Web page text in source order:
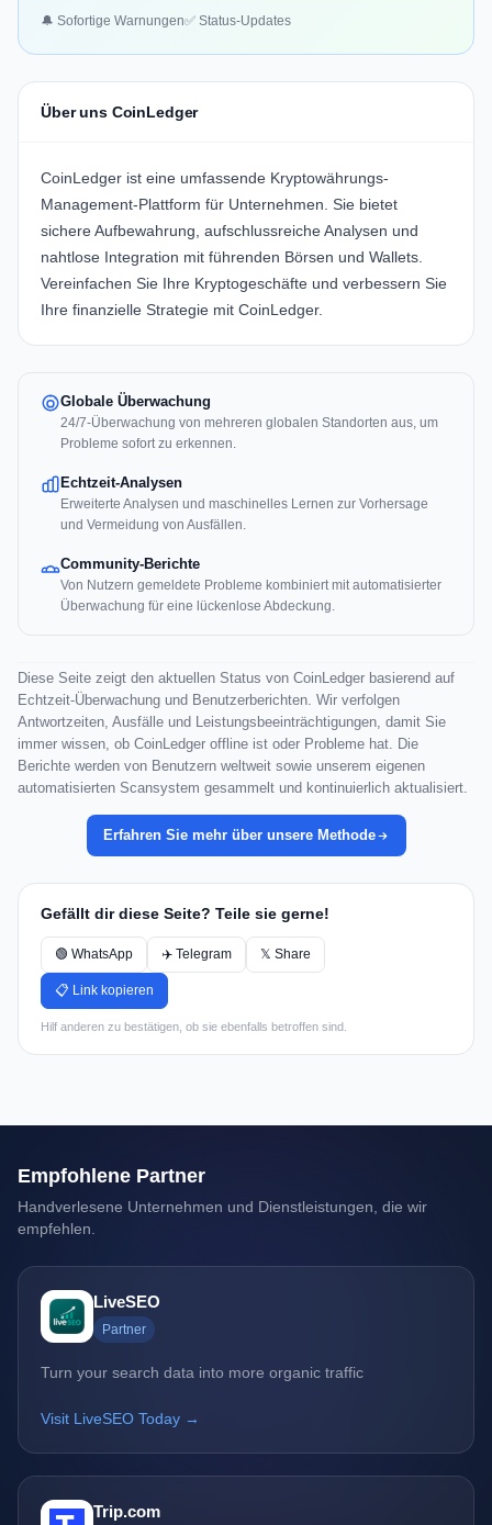
🔔 Sofortige Warnungen✅ Status-Updates
Über uns CoinLedger
CoinLedger ist eine umfassende Kryptowährungs-
Management-Plattform für Unternehmen. Sie bietet
sichere Aufbewahrung, aufschlussreiche Analysen und
nahtlose Integration mit führenden Börsen und Wallets.
Vereinfachen Sie Ihre Kryptogeschäfte und verbessern Sie
Ihre finanzielle Strategie mit CoinLedger.
Globale Überwachung
24/7-Überwachung von mehreren globalen Standorten aus, um
Probleme sofort zu erkennen.
Echtzeit-Analysen
Erweiterte Analysen und maschinelles Lernen zur Vorhersage
und Vermeidung von Ausfällen.
Community-Berichte
Von Nutzern gemeldete Probleme kombiniert mit automatisierter
Überwachung für eine lückenlose Abdeckung.
Diese Seite zeigt den aktuellen Status von CoinLedger basierend auf
Echtzeit-Überwachung und Benutzerberichten. Wir verfolgen
Antwortzeiten, Ausfälle und Leistungsbeeinträchtigungen, damit Sie
immer wissen, ob CoinLedger offline ist oder Probleme hat. Die
Berichte werden von Benutzern weltweit sowie unserem eigenen
automatisierten Scansystem gesammelt und kontinuierlich aktualisiert.
Erfahren Sie mehr über unsere Methode
Gefällt dir diese Seite? Teile sie gerne!
🟢 WhatsApp ✈️ Telegram 𝕏 Share
📋 Link kopieren
Hilf anderen zu bestätigen, ob sie ebenfalls betroffen sind.
Empfohlene Partner
Handverlesene Unternehmen und Dienstleistungen, die wir
empfehlen.
LiveSEO
Partner
Turn your search data into more organic traffic
Visit LiveSEO Today →
Trip.com